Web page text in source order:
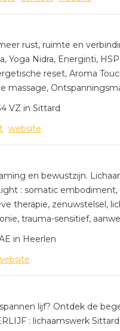
rust, ruimte en
Yoga Nidra, Energinti,
reset, Aroma
massage,
VZ in Sittard
website
en bewustzijn.
: somatic
therapie, zenuwstelsel,
trauma-sensitief,
in Heerlen
lijf? Ontdek de
: lichaamswerk